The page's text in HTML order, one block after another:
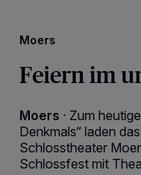
Moers
Feiern im
Moers · Zum
Denkmals“ laden
Schlosstheater
Schlossfest mit
Wir und unsere 218-
personenbezogene
Kennungen auf Ihrem